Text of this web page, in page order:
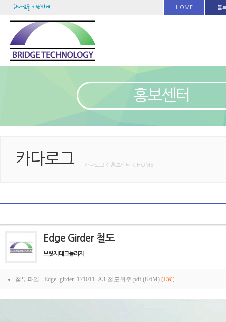
하나님을 기쁘시게 HOME 블
홍보센터
카다로그 카다로그 < 홍보센터 < HOME
Edge Girder 철도
브릿지테크놀러지
첨부파일 - Edge_girder_171011_A3-철도위주.pdf (8.6M) [136]